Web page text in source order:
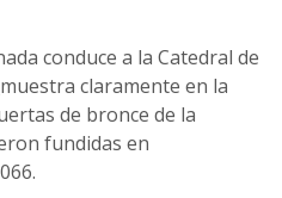
conduce a la Catedral de
muestra claramente en la
de bronce de la
fundidas en